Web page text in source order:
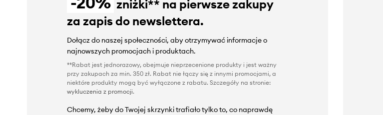
zniżki** na pierwsze zakupy
za zapis do newslettera.
Dołącz do naszej społeczności, aby otrzymywać informacje o
najnowszych promocjach i produktach.
**Rabat jest jednorazowy, obejmuje nieprzecenione produkty i jest ważny
przy zakupach za min. 350 zł. Rabat nie łączy się z innymi promocjami, a
niektóre produkty mogą być wyłączone z rabatu. Szczegóły na stronie:
wykluczenia z promocji.
Chcemy, żeby do Twojej skrzynki trafiało tylko to, co naprawdę